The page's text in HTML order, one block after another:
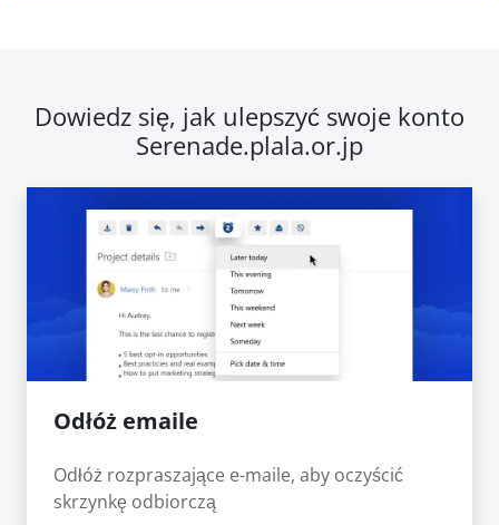
Dowiedz się, jak ulepszyć swoje konto
Serenade.plala.or.jp
Odłóż emaile
Odłóż rozpraszające e-maile, aby oczyścić
skrzynkę odbiorczą